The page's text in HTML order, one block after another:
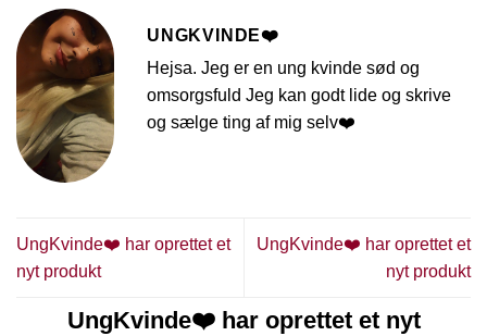
UNGKVINDE❤️
Hejsa. Jeg er en ung kvinde sød og
omsorgsfuld Jeg kan godt lide og skrive
og sælge ting af mig selv❤️
UngKvinde❤️ har oprettet et
nyt produkt
UngKvinde❤️ har oprettet et
nyt produkt
UngKvinde❤️ har oprettet et nyt